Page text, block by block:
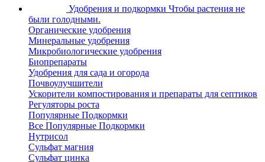
Удобрения и подкормки Чтобы растения не
были голодными.
Органические удобрения
Минеральные удобрения
Микробиологические удобрения
Биопрепараты
Удобрения для сада и огорода
Почвоулучшители
Ускорители компостирования и препараты для септиков
Регуляторы роста
Популярные Подкормки
Все Популярные Подкормки
Нутрисол
Сульфат магния
Сульфат цинка